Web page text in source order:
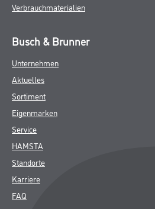
Verbrauchmaterialien
Busch & Brunner
Unternehmen
Aktuelles
Sortiment
Eigenmarken
Service
HAMSTA
Standorte
Karriere
FAQ